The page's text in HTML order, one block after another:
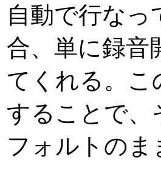
自動で行な
合、単に録音
てくれる。こ
することで、
フォルトの